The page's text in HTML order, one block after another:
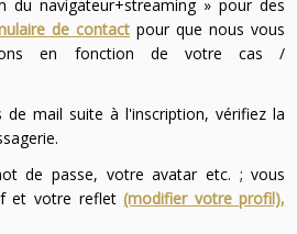
navigateur+streaming » pour des
de contact pour que nous vous
en fonction de votre cas /
de mail suite à l'inscription, vérifiez la
de passe, votre avatar etc. ; vous
et votre reflet(modifier votre profil),